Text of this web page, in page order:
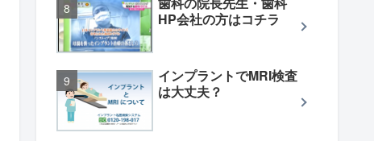
HP会社の方はコチラ
インプラントでMRI検査
は大丈夫？